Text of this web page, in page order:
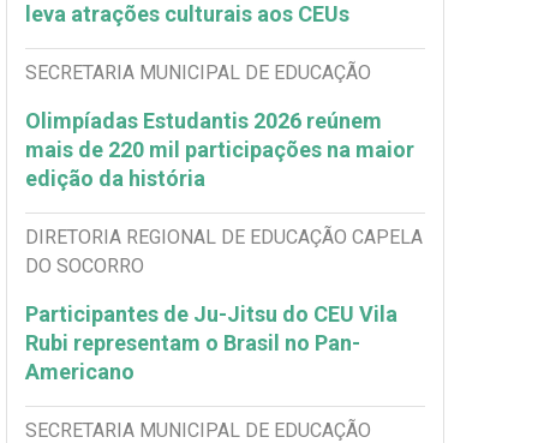
leva atrações culturais aos CEUs
SECRETARIA MUNICIPAL DE EDUCAÇÃO
Olimpíadas Estudantis 2026 reúnem
mais de 220 mil participações na maior
edição da história
DIRETORIA REGIONAL DE EDUCAÇÃO CAPELA
DO SOCORRO
Participantes de Ju-Jitsu do CEU Vila
Rubi representam o Brasil no Pan-
Americano
SECRETARIA MUNICIPAL DE EDUCAÇÃO